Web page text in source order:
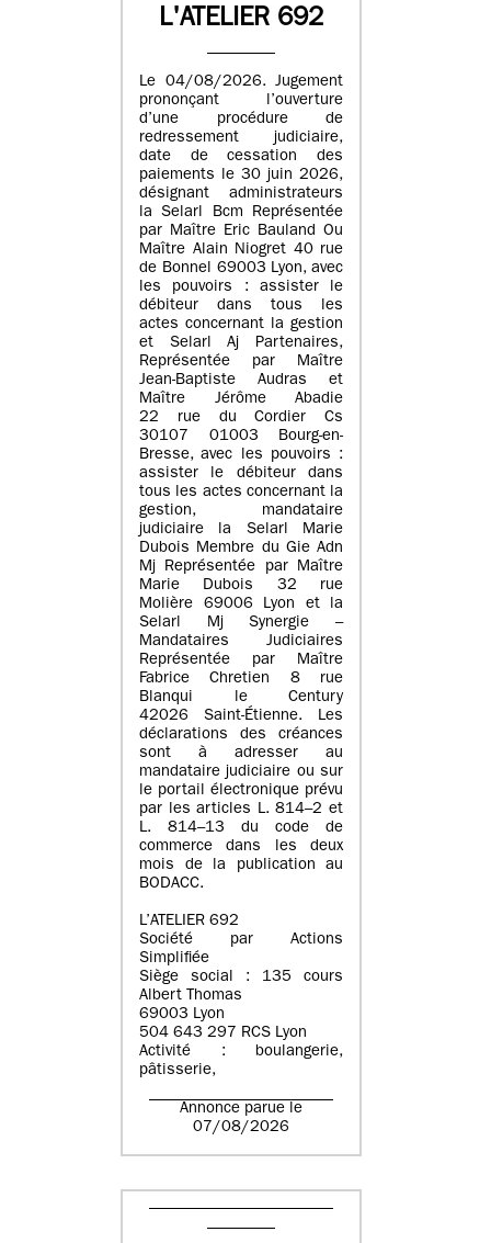
L'ATELIER 692
Le 04/08/2026. Jugement
prononçant l’ouverture
d’une procédure de
redressement judiciaire,
date de cessation des
paiements le 30 juin 2026,
désignant administrateurs
la Selarl Bcm Représentée
par Maître Eric Bauland Ou
Maître Alain Niogret 40 rue
de Bonnel 69003 Lyon, avec
les pouvoirs : assister le
débiteur dans tous les
actes concernant la gestion
et Selarl Aj Partenaires,
Représentée par Maître
Jean-Baptiste Audras et
Maître Jérôme Abadie
22 rue du Cordier Cs
30107 01003 Bourg-en-
Bresse, avec les pouvoirs :
assister le débiteur dans
tous les actes concernant la
gestion, mandataire
judiciaire la Selarl Marie
Dubois Membre du Gie Adn
Mj Représentée par Maître
Marie Dubois 32 rue
Molière 69006 Lyon et la
Selarl Mj Synergie –
Mandataires Judiciaires
Représentée par Maître
Fabrice Chretien 8 rue
Blanqui le Century
42026 Saint-Étienne. Les
déclarations des créances
sont à adresser au
mandataire judiciaire ou sur
le portail électronique prévu
par les articles L. 814–2 et
L. 814–13 du code de
commerce dans les deux
mois de la publication au
BODACC.
L’ATELIER 692
Société par Actions
Simplifiée
Siège social : 135 cours
Albert Thomas
69003 Lyon
504 643 297 RCS Lyon
Activité : boulangerie,
pâtisserie,
Annonce parue le
07/08/2026